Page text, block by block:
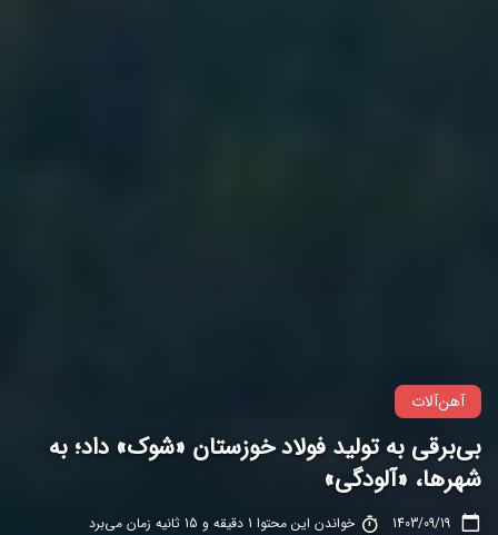
آهن‌آلات
بی‌برقی به تولید فولاد خوزستان «شوک» داد؛ به
شهرها، «آلودگی»
خواندن این محتوا 1 دقیقه و 15 ثانیه زمان می‌برد